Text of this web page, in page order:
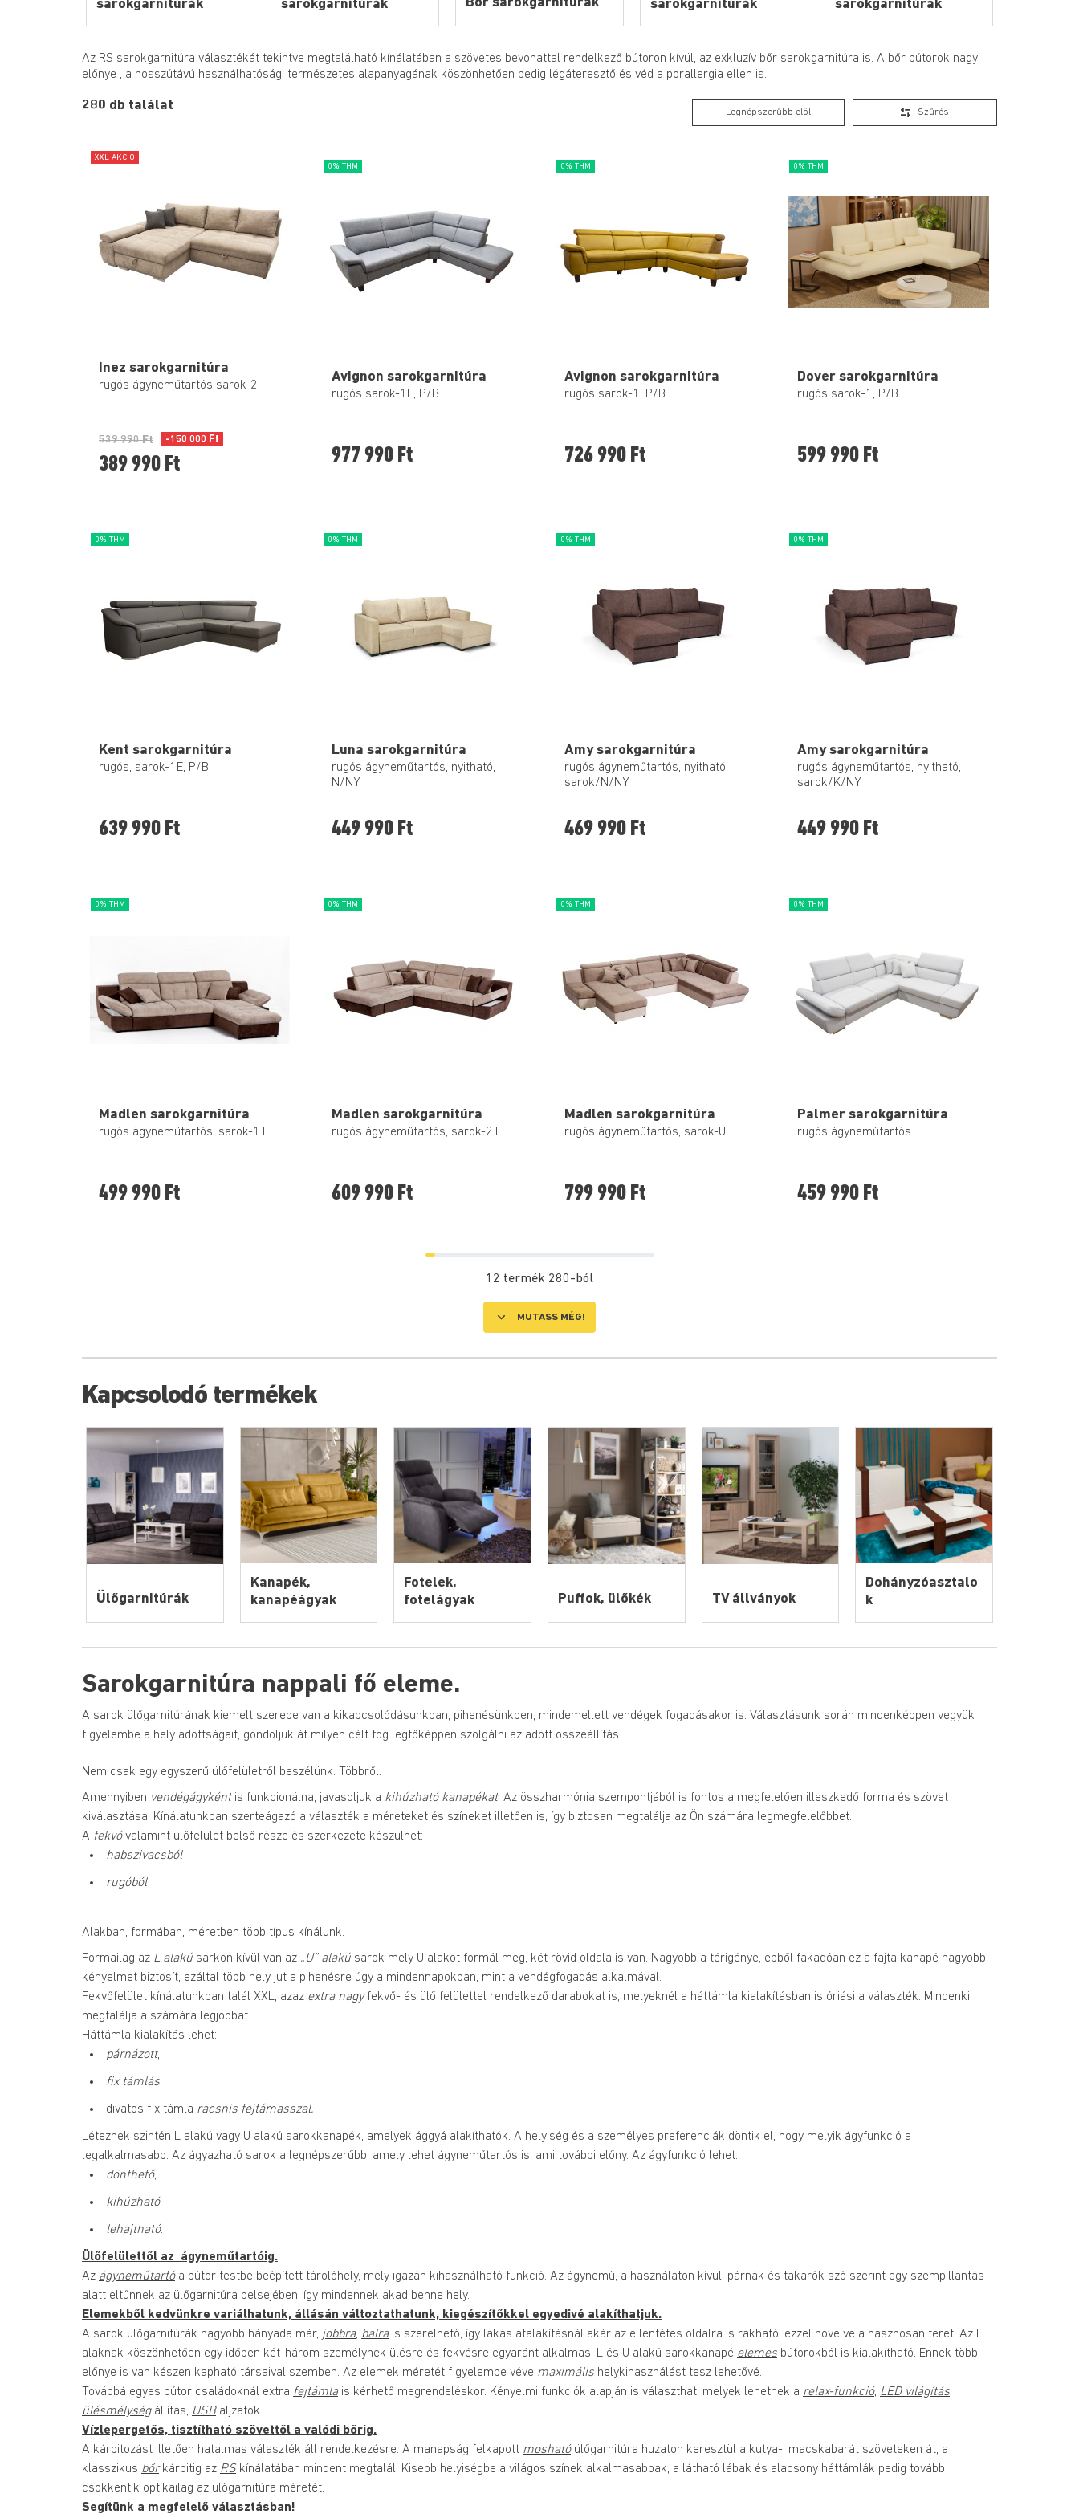
sarokgarnitúrák
sarokgarnitúrák
sarokgarnitúrák
sarokgarnitúrák
Az RS sarokgarnitúra választékát tekintve megtalálható kínálatában a szövetes bevonattal rendelkező bútoron kívül, az exkluzív bőr sarokgarnitúra is. A bőr bútorok nagy
előnye , a hosszútávú használhatóság, természetes alapanyagának köszönhetően pedig légáteresztő és véd a porallergia ellen is.
280 db találat Legnépszerűbb elöl Szűrés
XXL AKCIÓ
Inez sarokgarnitúra
rugós ágyneműtartós sarok-2
539 990 Ft -150 000 Ft
389 990 Ft
0% THM
Avignon sarokgarnitúra
rugós sarok-1E, P/B.
977 990 Ft
0% THM
Avignon sarokgarnitúra
rugós sarok-1, P/B.
726 990 Ft
0% THM
Dover sarokgarnitúra
rugós sarok-1, P/B.
599 990 Ft
0% THM
Kent sarokgarnitúra
rugós, sarok-1E, P/B.
639 990 Ft
0% THM
Luna sarokgarnitúra
rugós ágyneműtartós, nyitható,
N/NY
449 990 Ft
0% THM
Amy sarokgarnitúra
rugós ágyneműtartós, nyitható,
sarok/N/NY
469 990 Ft
0% THM
Amy sarokgarnitúra
rugós ágyneműtartós, nyitható,
sarok/K/NY
449 990 Ft
0% THM
Madlen sarokgarnitúra
rugós ágyneműtartós, sarok-1T
499 990 Ft
0% THM
Madlen sarokgarnitúra
rugós ágyneműtartós, sarok-2T
609 990 Ft
0% THM
Madlen sarokgarnitúra
rugós ágyneműtartós, sarok-U
799 990 Ft
0% THM
Palmer sarokgarnitúra
rugós ágyneműtartós
459 990 Ft
12 termék 280-ból
MUTASS MÉG!
Kapcsolodó termékek
Ülőgarnitúrák
Kanapék,
kanapéágyak
Fotelek,
fotelágyak
Puffok, ülőkék TV állványok
Dohányzóasztalo
k
Sarokgarnitúra nappali fő eleme.
A sarok ülőgarnitúrának kiemelt szerepe van a kikapcsolódásunkban, pihenésünkben, mindemellett vendégek fogadásakor is. Választásunk során mindenképpen vegyük
figyelembe a hely adottságait, gondoljuk át milyen célt fog legfőképpen szolgálni az adott összeállítás.
Nem csak egy egyszerű ülőfelületről beszélünk. Többről.
Amennyiben vendégágyként is funkcionálna, javasoljuk a kihúzható kanapékat. Az összharmónia szempontjából is fontos a megfelelően illeszkedő forma és szövet
kiválasztása. Kínálatunkban szerteágazó a választék a méreteket és színeket illetően is, így biztosan megtalálja az Ön számára legmegfelelőbbet.
A fekvő valamint ülőfelület belső része és szerkezete készülhet:
habszivacsból
rugóból
Alakban, formában, méretben több típus kínálunk.
Formailag az L alakú sarkon kívül van az „U” alakú sarok mely U alakot formál meg, két rövid oldala is van. Nagyobb a térigénye, ebből fakadóan ez a fajta kanapé nagyobb
kényelmet biztosít, ezáltal több hely jut a pihenésre úgy a mindennapokban, mint a vendégfogadás alkalmával.
Fekvőfelület kínálatunkban talál XXL, azaz extra nagy fekvő- és ülő felülettel rendelkező darabokat is, melyeknél a háttámla kialakításban is óriási a választék. Mindenki
megtalálja a számára legjobbat.
Háttámla kialakítás lehet:
párnázott,
fix támlás,
divatos fix támla racsnis fejtámasszal.
Léteznek szintén L alakú vagy U alakú sarokkanapék, amelyek ággyá alakíthatók. A helyiség és a személyes preferenciák döntik el, hogy melyik ágyfunkció a
legalkalmasabb. Az ágyazható sarok a legnépszerűbb, amely lehet ágyneműtartós is, ami további előny. Az ágyfunkció lehet:
dönthető,
kihúzható,
lehajtható.
Ülőfelülettől az  ágyneműtartóig.
Az ágyneműtartó a bútor testbe beépített tárolóhely, mely igazán kihasználható funkció. Az ágynemű, a használaton kívüli párnák és takarók szó szerint egy szempillantás
alatt eltűnnek az ülőgarnitúra belsejében, így mindennek akad benne hely.
Elemekből kedvünkre variálhatunk, állásán változtathatunk, kiegészítőkkel egyedivé alakíthatjuk.
A sarok ülőgarnitúrák nagyobb hányada már, jobbra, balra is szerelhető, így lakás átalakításnál akár az ellentétes oldalra is rakható, ezzel növelve a hasznosan teret. Az L
alaknak köszönhetően egy időben két-három személynek ülésre és fekvésre egyaránt alkalmas. L és U alakú sarokkanapé elemes bútorokból is kialakítható. Ennek több
előnye is van készen kapható társaival szemben. Az elemek méretét figyelembe véve maximális helykihasználást tesz lehetővé.
Továbbá egyes bútor családoknál extra fejtámla is kérhető megrendeléskor. Kényelmi funkciók alapján is választhat, melyek lehetnek a relax-funkció, LED világítás
ülésmélység állítás, USB aljzatok.
Vízlepergetős, tisztítható szövettől a valódi bőrig.
A kárpitozást illetően hatalmas választék áll rendelkezésre. A manapság felkapott mosható ülőgarnitúra huzaton keresztül a kutya-, macskabarát szöveteken át, a
klasszikus bőr kárpitig az RS kínálatában mindent megtalál. Kisebb helyiségbe a világos színek alkalmasabbak, a látható lábak és alacsony háttámlák pedig tovább
csökkentik optikailag az ülőgarnitúra méretét.
Segítünk a megfelelő választásban!